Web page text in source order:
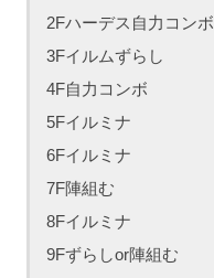
2Fハーデス自力コンボ
3Fイルムずらし
4F自力コンボ
5Fイルミナ
6Fイルミナ
7F陣組む
8Fイルミナ
9Fずらしor陣組む